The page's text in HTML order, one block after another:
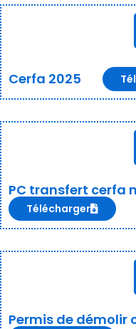
Cerfa 2025
PC transfert cerfa
Télécharger
Permis de démolir